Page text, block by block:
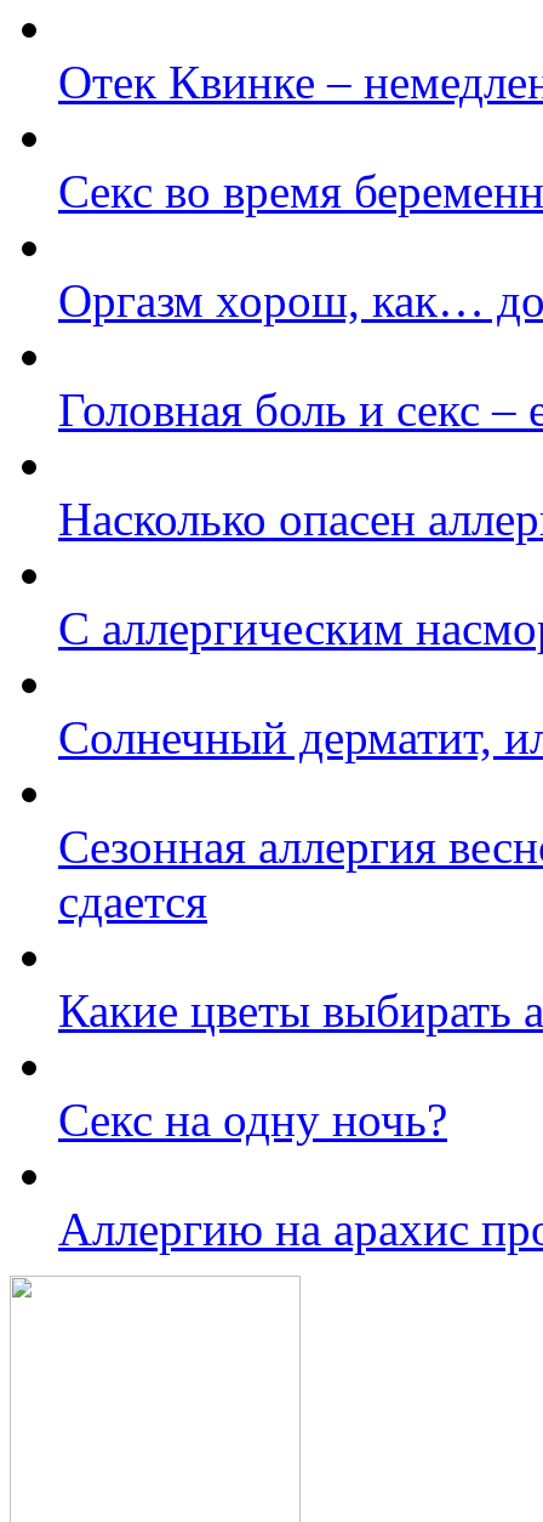
Отек Квинке –
Секс во время
Оргазм хорош, как…
Головная боль и секс –
Насколько опасен
C аллергическим
Солнечный дерматит,
Сезонная аллергия
сдается
Какие цветы выбирать
Секс на одну ночь?
Аллергию на арахис